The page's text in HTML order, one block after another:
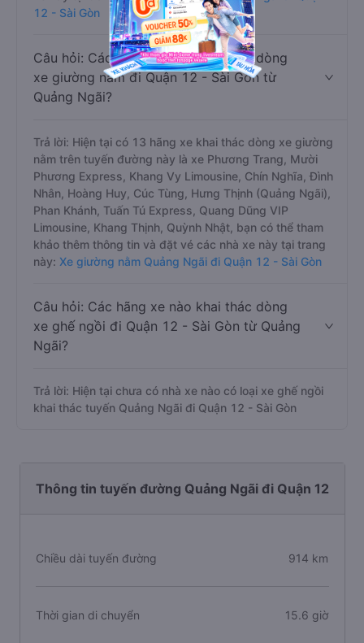
12 - Sài Gòn
Câu hỏi: Các hãng xe nào khai thác dòng
xe giường nằm đi Quận 12 - Sài Gòn từ
Quảng Ngãi?
Trả lời: Hiện tại có 13 hãng xe khai thác dòng xe giường
nằm trên tuyến đường này là xe Phương Trang, Mười
Phương Express, Khang Vy Limousine, Chín Nghĩa, Đình
Nhân, Hoàng Huy, Cúc Tùng, Hưng Thịnh (Quảng Ngãi),
Phan Khánh, Tuấn Tú Express, Quang Dũng VIP
Limousine, Khang Thịnh, Quỳnh Nhật, bạn có thể tham
khảo thêm thông tin và đặt vé các nhà xe này tại trang
này: Xe giường nằm Quảng Ngãi đi Quận 12 - Sài Gòn
Câu hỏi: Các hãng xe nào khai thác dòng
xe ghế ngồi đi Quận 12 - Sài Gòn từ Quảng
Ngãi?
Trả lời: Hiện tại chưa có nhà xe nào có loại xe ghế ngồi
khai thác tuyến Quảng Ngãi đi Quận 12 - Sài Gòn
Thông tin tuyến đường Quảng Ngãi đi Quận 12
Chiều dài tuyến đường 914 km
Thời gian di chuyển 15.6 giờ